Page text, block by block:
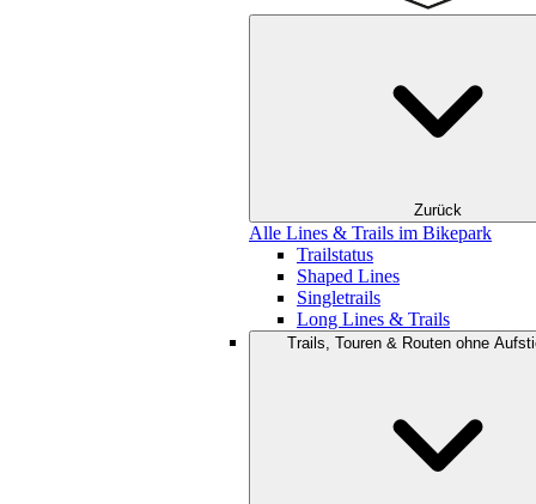
Zurück
Alle Lines & Trails im Bikepark
Trailstatus
Shaped Lines
Singletrails
Long Lines & Trails
Trails, Touren & Routen ohne